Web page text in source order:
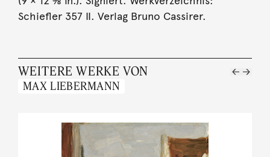
Schiefler 357 II. Verlag Bruno Cassirer.
WEITERE WERKE VON
MAX LIEBERMANN